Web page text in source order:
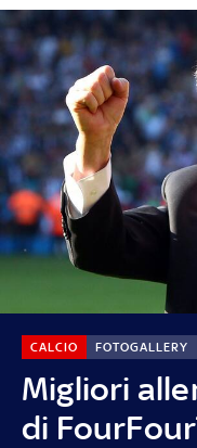
Migliori
di
CALCIO FOTOGALLERY